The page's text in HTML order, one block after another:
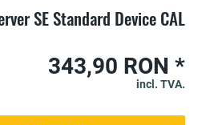
SE Standard Device CAL
343,90 RON *
incl. TVA.